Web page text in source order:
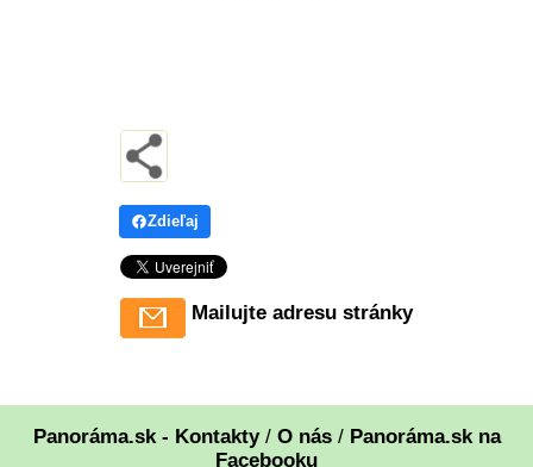
Zdieľaj
Mailujte adresu stránky
Panoráma.sk - Kontakty/ O nás/ Panoráma.sk na
Facebooku